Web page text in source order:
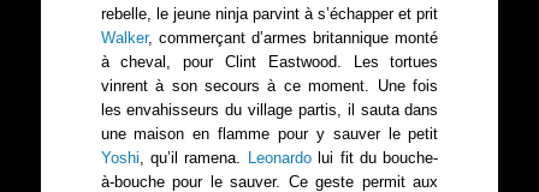
rebelle, le jeune ninja parvint à s’échapper et prit
Walker, commerçant d’armes britannique monté
à cheval, pour Clint Eastwood. Les tortues
vinrent à son secours à ce moment. Une fois
les envahisseurs du village partis, il sauta dans
une maison en flamme pour y sauver le petit
Yoshi , qu’il ramena. Leonardolui fit du bouche-
à-bouche pour le sauver. Ce geste permit aux